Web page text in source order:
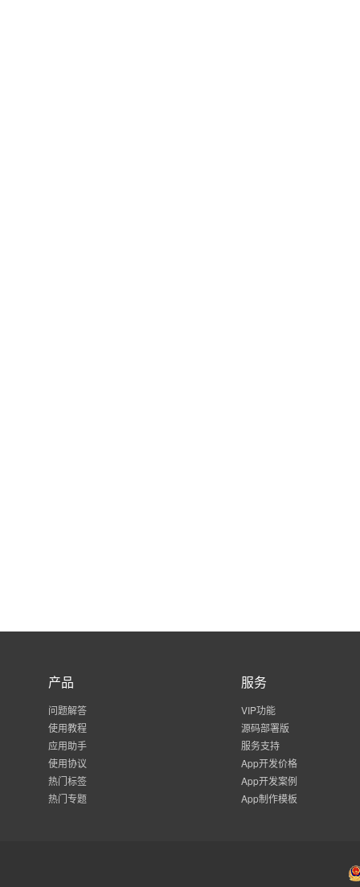
产品
问题解答
使用教程
应用助手
使用协议
热门标签
热门专题
服务
VIP功能
源码部署版
服务支持
App开发价格
App开发案例
App制作模板